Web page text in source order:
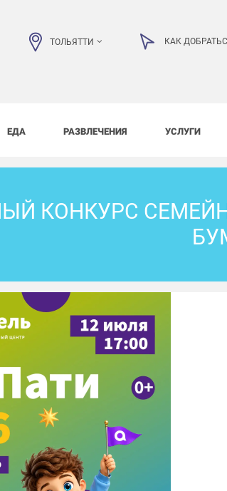
ТОЛЬЯТТИ КАК
ЕДА РАЗВЛЕЧЕНИЯ УСЛУГИ
КОНКУРС